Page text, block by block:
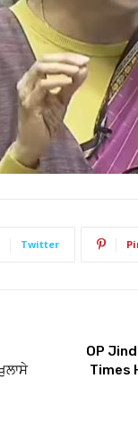
Twitter
OP
Times